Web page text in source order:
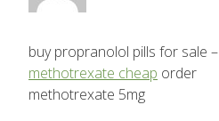
buy propranolol pills for sale –
methotrexate cheap order
methotrexate 5mg